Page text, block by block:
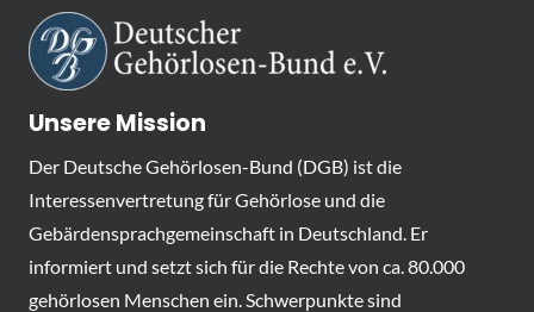
Unsere Mission
Der Deutsche Gehörlosen-Bund (DGB) ist die
Interessenvertretung für Gehörlose und die
Gebärdensprachgemeinschaft in Deutschland. Er
informiert und setzt sich für die Rechte von ca. 80.000
gehörlosen Menschen ein. Schwerpunkte sind